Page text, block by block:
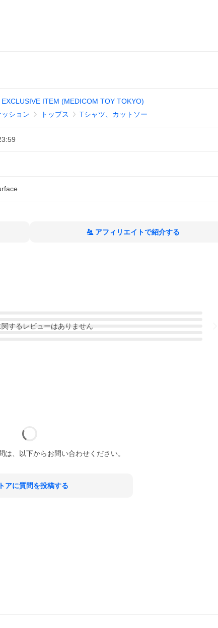
EXCLUSIVE ITEM (MEDICOM TOY TOKYO)
ッション トップス Tシャツ、カットソー
アフィリエイトで紹介する
関するレビューはありません
は、以下からお問い合わせください。
アに質問を投稿する